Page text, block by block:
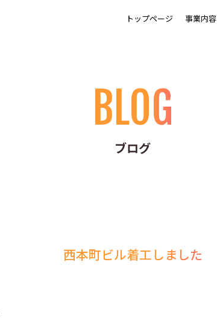
トップページ 事業内容
BLOG
ブログ
西本町ビル着工しました